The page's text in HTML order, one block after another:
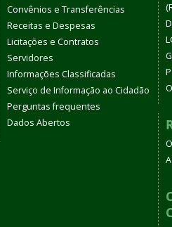
Convênios e Transferências
Receitas e Despesas
Licitações e Contratos
Servidores
Informações Classificadas
Serviço de Informação ao Cidadão
Perguntas frequentes
Dados Abertos